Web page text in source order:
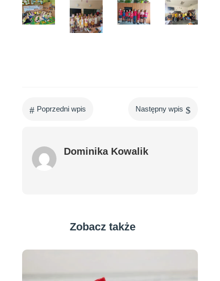
# Poprzedni wpis Następny wpis $
Dominika Kowalik
Zobacz także